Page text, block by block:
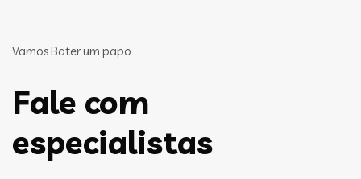
Vamos Bater um papo
Fale com
especialistas